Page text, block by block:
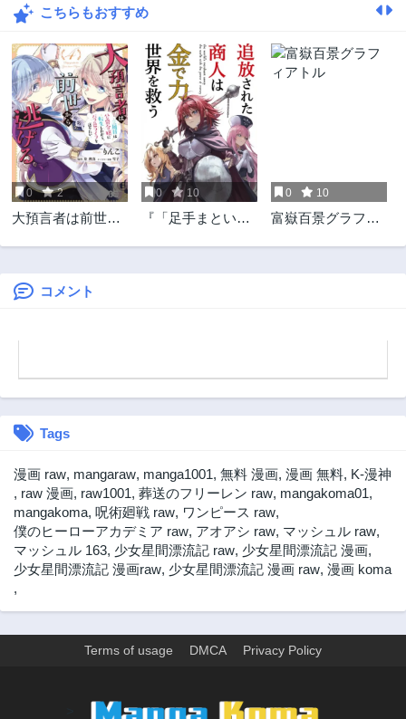
第3話
第1話
2年前
こちらもおすすめ
0 2
大預言者は前世か
したから、バラ色
ライフを送りたい
0 10
『「足手まといな
放された商人は、
0 10
富嶽百景グラフィ
コメント
Tags
漫画 raw, mangaraw, manga1001, 無料 漫画, 漫画 無料, K-漫神
, raw 漫画, raw1001, 葬送のフリーレン raw, mangakoma01,
mangakoma, 呪術廻戦 raw, ワンピース raw,
僕のヒーローアカデミア raw, アオアシ raw, マッシュル raw,
マッシュル 163, 少女星間漂流記 raw, 少女星間漂流記 漫画,
少女星間漂流記 漫画raw, 少女星間漂流記 漫画 raw, 漫画 koma
,
Terms of usage DMCA Privacy Policy